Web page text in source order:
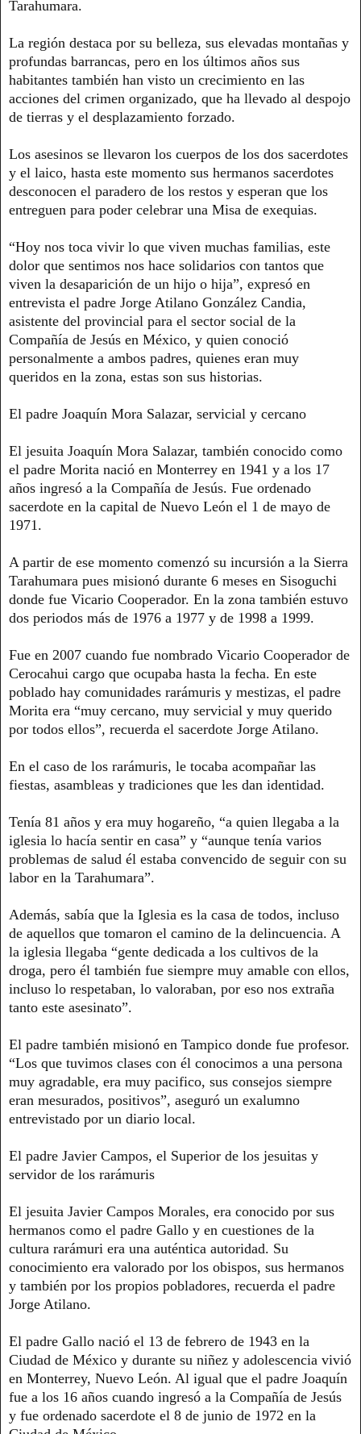
Tarahumara.
La región destaca por su belleza, sus elevadas montañas y
profundas barrancas, pero en los últimos años sus
habitantes también han visto un crecimiento en las
acciones del crimen organizado, que ha llevado al despojo
de tierras y el desplazamiento forzado.
Los asesinos se llevaron los cuerpos de los dos sacerdotes
y el laico, hasta este momento sus hermanos sacerdotes
desconocen el paradero de los restos y esperan que los
entreguen para poder celebrar una Misa de exequias.
“Hoy nos toca vivir lo que viven muchas familias, este
dolor que sentimos nos hace solidarios con tantos que
viven la desaparición de un hijo o hija”, expresó en
entrevista el padre Jorge Atilano González Candia,
asistente del provincial para el sector social de la
Compañía de Jesús en México, y quien conoció
personalmente a ambos padres, quienes eran muy
queridos en la zona, estas son sus historias.
El padre Joaquín Mora Salazar, servicial y cercano
El jesuita Joaquín Mora Salazar, también conocido como
el padre Morita nació en Monterrey en 1941 y a los 17
años ingresó a la Compañía de Jesús. Fue ordenado
sacerdote en la capital de Nuevo León el 1 de mayo de
1971.
A partir de ese momento comenzó su incursión a la Sierra
Tarahumara pues misionó durante 6 meses en Sisoguchi
donde fue Vicario Cooperador. En la zona también estuvo
dos periodos más de 1976 a 1977 y de 1998 a 1999.
Fue en 2007 cuando fue nombrado Vicario Cooperador de
Cerocahui cargo que ocupaba hasta la fecha. En este
poblado hay comunidades rarámuris y mestizas, el padre
Morita era “muy cercano, muy servicial y muy querido
por todos ellos”, recuerda el sacerdote Jorge Atilano.
En el caso de los rarámuris, le tocaba acompañar las
fiestas, asambleas y tradiciones que les dan identidad.
Tenía 81 años y era muy hogareño, “a quien llegaba a la
iglesia lo hacía sentir en casa” y “aunque tenía varios
problemas de salud él estaba convencido de seguir con su
labor en la Tarahumara”.
Además, sabía que la Iglesia es la casa de todos, incluso
de aquellos que tomaron el camino de la delincuencia. A
la iglesia llegaba “gente dedicada a los cultivos de la
droga, pero él también fue siempre muy amable con ellos,
incluso lo respetaban, lo valoraban, por eso nos extraña
tanto este asesinato”.
El padre también misionó en Tampico donde fue profesor.
“Los que tuvimos clases con él conocimos a una persona
muy agradable, era muy pacifico, sus consejos siempre
eran mesurados, positivos”, aseguró un exalumno
entrevistado por un diario local.
El padre Javier Campos, el Superior de los jesuitas y
servidor de los rarámuris
El jesuita Javier Campos Morales, era conocido por sus
hermanos como el padre Gallo y en cuestiones de la
cultura rarámuri era una auténtica autoridad. Su
conocimiento era valorado por los obispos, sus hermanos
y también por los propios pobladores, recuerda el padre
Jorge Atilano.
El padre Gallo nació el 13 de febrero de 1943 en la
Ciudad de México y durante su niñez y adolescencia vivió
en Monterrey, Nuevo León. Al igual que el padre Joaquín
fue a los 16 años cuando ingresó a la Compañía de Jesús
y fue ordenado sacerdote el 8 de junio de 1972 en la